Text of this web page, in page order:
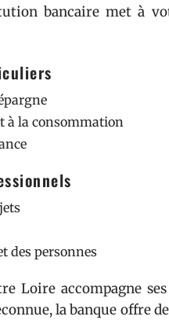
bancaire met à
à la consommation
des personnes
Loire accompagne
la banque offre